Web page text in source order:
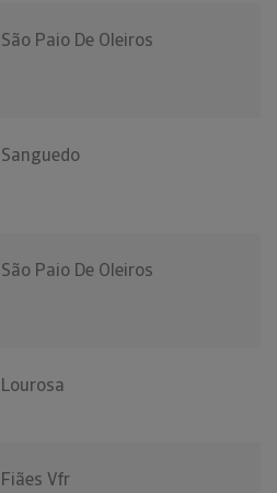
São Paio De Oleiros
Sanguedo
São Paio De Oleiros
Lourosa
Fiães Vfr